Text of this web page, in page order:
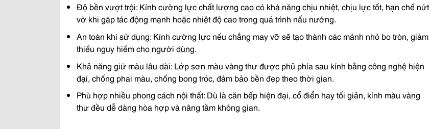
Độ bền vượt trội: Kính cường lực chất lượng cao có khả năng chịu nhiệt, chịu lực tốt, hạn chế nứt
vỡ khi gặp tác động mạnh hoặc nhiệt độ cao trong quá trình nấu nướng.
An toàn khi sử dụng: Kính cường lực nếu chẳng may vỡ sẽ tạo thành các mảnh nhỏ bo tròn, giảm
thiểu nguy hiểm cho người dùng.
Khả năng giữ màu lâu dài: Lớp sơn màu vàng thư được phủ phía sau kính bằng công nghệ hiện
đại, chống phai màu, chống bong tróc, đảm bảo bền đẹp theo thời gian.
Phù hợp nhiều phong cách nội thất: Dù là căn bếp hiện đại, cổ điển hay tối giản, kính màu vàng
thư đều dễ dàng hòa hợp và nâng tầm không gian.